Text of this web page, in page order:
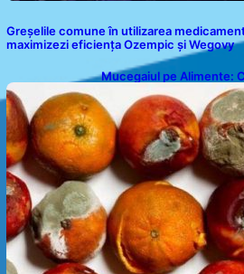
Greșelile comune în utilizarea
maximizezi eficiența Ozempic și Wegovy
Mucegaiul pe Alimente: